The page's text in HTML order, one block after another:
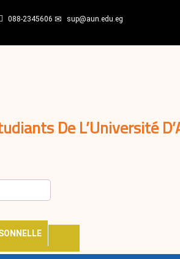
088-2345606 sup@aun.edu.eg
De L’Université